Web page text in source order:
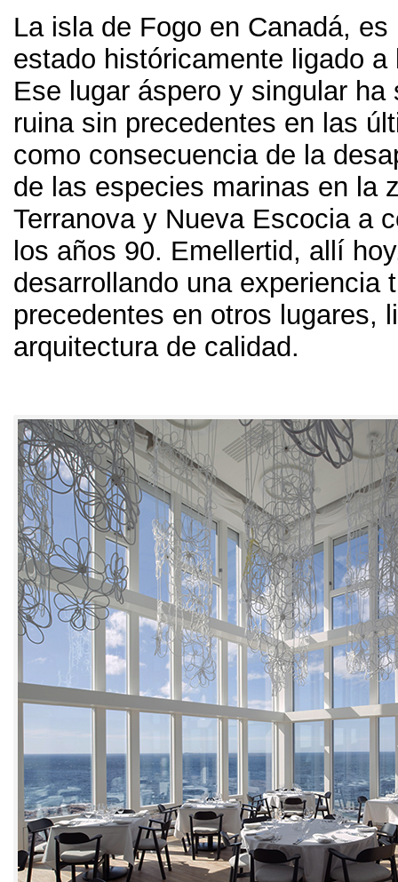
La isla de Fogo en Canadá, es
estado históricamente ligado a
Ese lugar áspero y singular ha
ruina sin precedentes en las
como consecuencia de la
de las especies marinas en la
Terranova y Nueva Escocia a
los años 90. Emellertid, allí hoy
desarrollando una experiencia
precedentes en otros lugares,
arquitectura de calidad.